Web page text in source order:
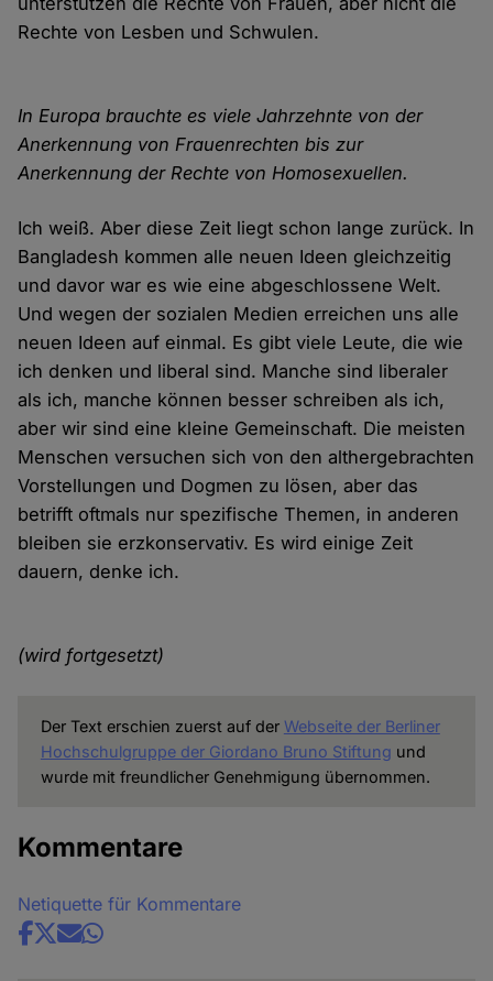
Rechte von Lesben und Schwulen.
In Europa brauchte es viele Jahrzehnte von der
Anerkennung von Frauenrechten bis zur
Anerkennung der Rechte von Homosexuellen.
Ich weiß. Aber diese Zeit liegt schon lange zurück. In
Bangladesh kommen alle neuen Ideen gleichzeitig
und davor war es wie eine abgeschlossene Welt.
Und wegen der sozialen Medien erreichen uns alle
neuen Ideen auf einmal. Es gibt viele Leute, die wie
ich denken und liberal sind. Manche sind liberaler
als ich, manche können besser schreiben als ich,
aber wir sind eine kleine Gemeinschaft. Die meisten
Menschen versuchen sich von den althergebrachten
Vorstellungen und Dogmen zu lösen, aber das
betrifft oftmals nur spezifische Themen, in anderen
bleiben sie erzkonservativ. Es wird einige Zeit
dauern, denke ich.
(wird fortgesetzt)
Der Text erschien zuerst auf der Webseite der Berliner
Hochschulgruppe der Giordano Bruno Stiftung und
wurde mit freundlicher Genehmigung übernommen.
Kommentare
Netiquette für Kommentare
Share